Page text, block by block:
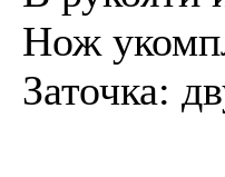
Нож
Заточка: